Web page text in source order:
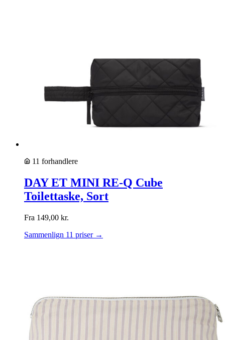
11 forhandlere
DAY ET MINI RE-Q Cube
Toilettaske, Sort
Fra 149,00 kr.
Sammenlign 11 priser →